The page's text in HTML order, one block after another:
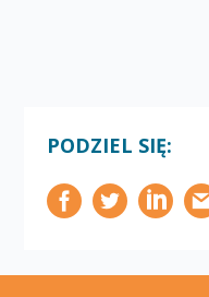
PODZIEL SIĘ: